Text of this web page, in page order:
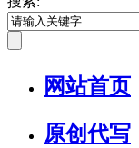
网站首页
原创代写